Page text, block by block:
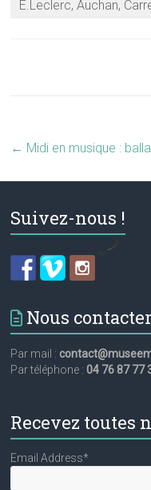
E.Leclerc, Auchan,
← Midi en musique :
Suivez-nous !
Nous contacter
Par mail :
Par téléphone :04 76 87 77
Recevez toutes
Email Address*